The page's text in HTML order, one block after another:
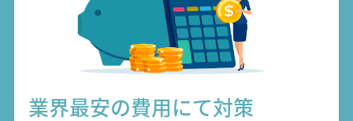
業界最安の費用にて対策